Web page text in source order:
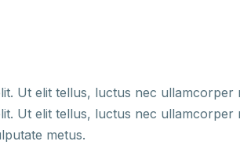
Ut elit tellus, luctus nec ullamcorper
Ut elit tellus, luctus nec ullamcorper
metus.